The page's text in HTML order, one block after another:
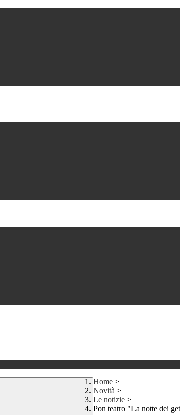
Home >
Novità >
Le notizie >
Pon teatro "La notte dei